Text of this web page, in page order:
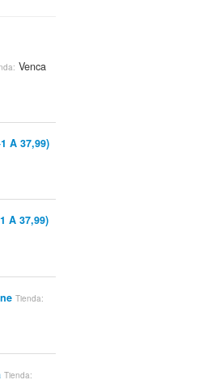
Venca
A 37,99)
A 37,99)
Tienda:
Tienda: